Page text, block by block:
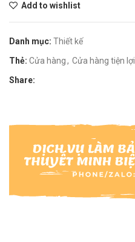
Add to wishlist
Danh mục: Thiết kế
Thẻ: Cửa hàng, Cửa hàng tiện lợi
Share: